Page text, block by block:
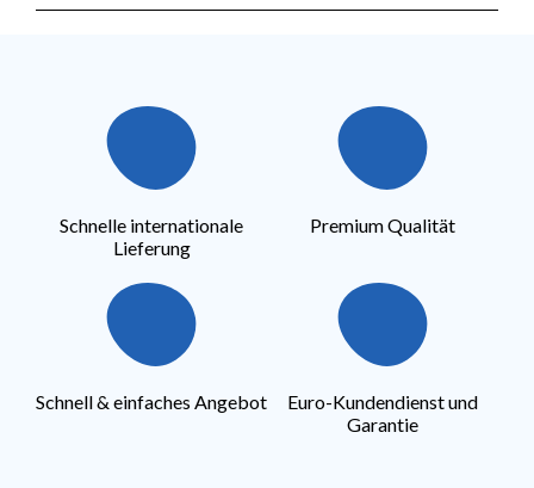
Schnelle internationale
Lieferung
Premium Qualität
Schnell & einfaches Angebot
Euro-Kundendienst und
Garantie